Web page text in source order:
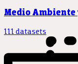
Medio
111 datasets